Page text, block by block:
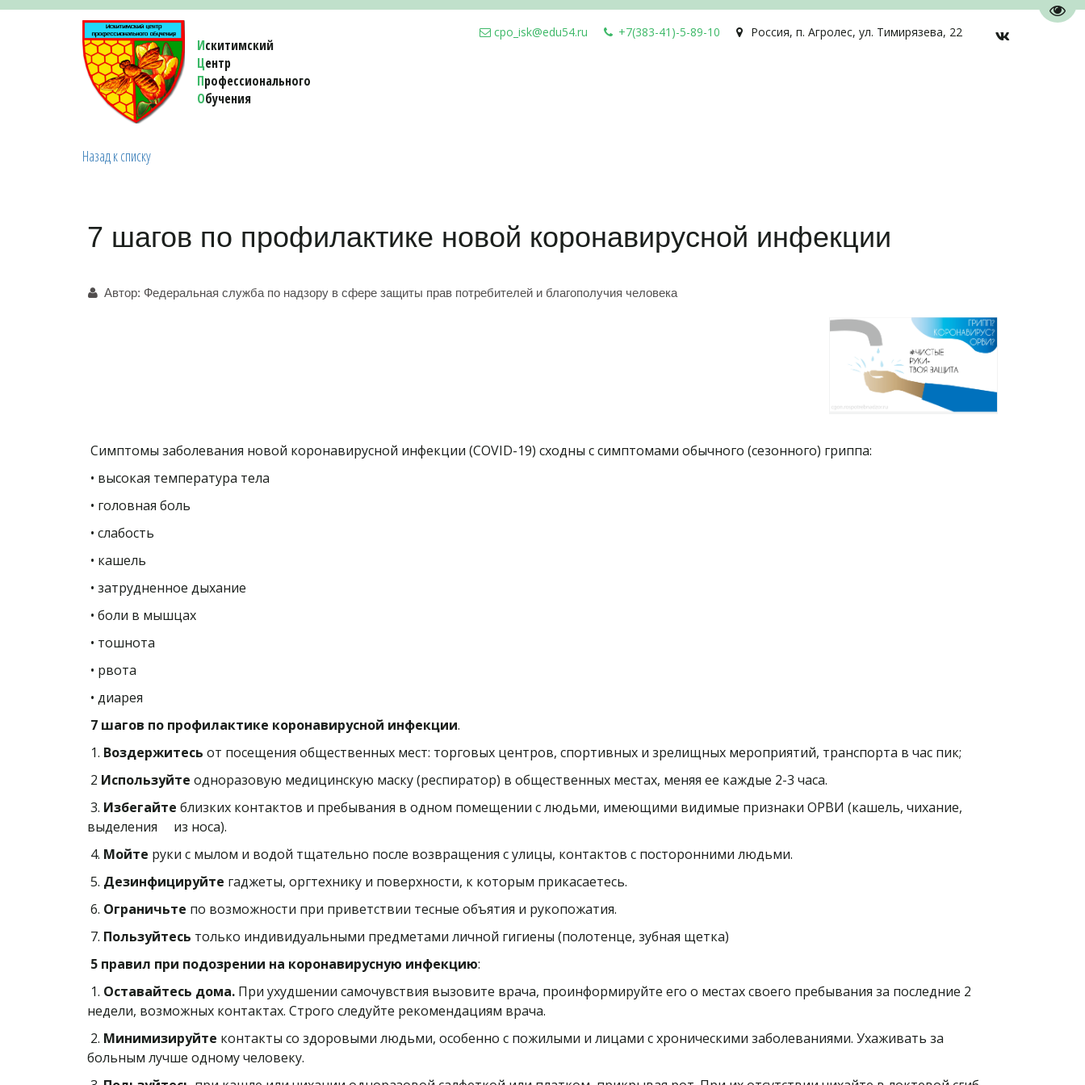
Искитимский
Центр
Профессионального
Обучения
Россия, п. Агролес, ул. Тимирязева, 22
+7(383-41)-5-89-10
cpo_isk@edu54.ru
Назад к списку
7 шагов по профилактике новой коронавирусной инфекции
Автор: Федеральная служба по надзору в сфере защиты прав потребителей и благополучия человека
Симптомы заболевания новой коронавирусной инфекции (COVID-19) сходны с симптомами обычного (сезонного) гриппа:
• высокая температура тела
• головная боль
• слабость
• кашель
• затрудненное дыхание
• боли в мышцах
• тошнота
• рвота
• диарея
7 шагов по профилактике коронавирусной инфекции.
1. Воздержитесь от посещения общественных мест: торговых центров, спортивных и зрелищных мероприятий, транспорта в час пик;
2 Используйте одноразовую медицинскую маску (респиратор) в общественных местах, меняя ее каждые 2-3 часа.
3. Избегайте близких контактов и пребывания в одном помещении с людьми, имеющими видимые признаки ОРВИ (кашель, чихание,
выделения из носа).
4. Мойте руки с мылом и водой тщательно после возвращения с улицы, контактов с посторонними людьми.
5. Дезинфицируйте гаджеты, оргтехнику и поверхности, к которым прикасаетесь.
6. Ограничьте по возможности при приветствии тесные объятия и рукопожатия.
7. Пользуйтесь только индивидуальными предметами личной гигиены (полотенце, зубная щетка)
5 правил при подозрении на коронавирусную инфекцию:
1. Оставайтесь дома. При ухудшении самочувствия вызовите врача, проинформируйте его о местах своего пребывания за последние 2
недели, возможных контактах. Строго следуйте рекомендациям врача.
2. Минимизируйте контакты со здоровыми людьми, особенно с пожилыми и лицами с хроническими заболеваниями. Ухаживать за
больным лучше одному человеку.